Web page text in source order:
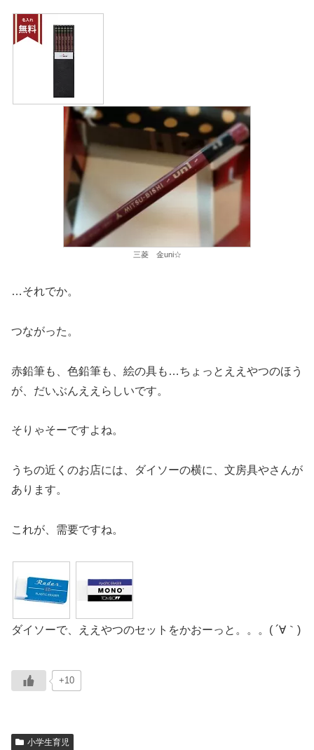
三菱 金uni☆
…それでか。
つながった。
赤鉛筆も、色鉛筆も、絵の具も…ちょっとええやつのほう
が、だいぶんええらしいです。
そりゃそーですよね。
うちの近くのお店には、ダイソーの横に、文房具やさんが
あります。
これが、需要ですね。
ダイソーで、ええやつのセットをかおーっと。。。( ´∀｀)
+10
小学生育児